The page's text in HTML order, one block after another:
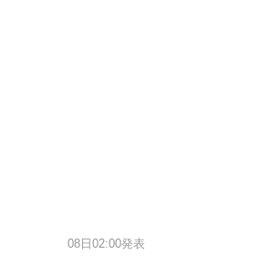
08日02:00発表